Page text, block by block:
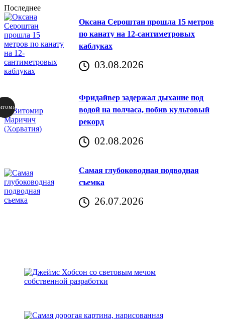
Последнее
Оксана Сероштан прошла 15 метров
по канату на 12-сантиметровых
каблуках
03.08.2026
Фридайвер задержал дыхание под
водой на полчаса, побив культовый
рекорд
02.08.2026
Самая глубоководная подводная
съемка
26.07.2026